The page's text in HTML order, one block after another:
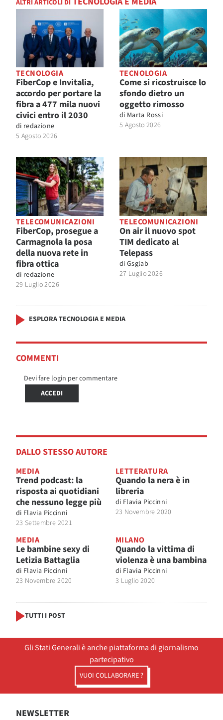
ALTRI ARTICOLI DI
TECNOLOGIA
FiberCop e Invitalia,
accordo per portare la
fibra a 477 mila nuovi
civici entro il 2030
di redazione
5 Agosto 2026
TECNOLOGIA
Come si ricostruisce lo
sfondo dietro un
oggetto rimosso
di Marta Rossi
5 Agosto 2026
TELECOMUNICAZIONI
FiberCop, prosegue a
Carmagnola la posa
della nuova rete in
fibra ottica
di redazione
29 Luglio 2026
TELECOMUNICAZIONI
On air il nuovo spot
TIM dedicato al
Telepass
di Gsglab
27 Luglio 2026
ESPLORA TECNOLOGIA E MEDIA
COMMENTI
Devi fare login per commentare
ACCEDI
DALLO STESSO AUTORE
MEDIA
Trend podcast: la
risposta ai quotidiani
che nessuno legge più
di Flavia Piccinni
23 Settembre 2021
LETTERATURA
Quando la nera è in
libreria
di Flavia Piccinni
23 Novembre 2020
MEDIA
Le bambine sexy di
Letizia Battaglia
di Flavia Piccinni
23 Novembre 2020
MILANO
Quando la vittima di
violenza è una bambina
di Flavia Piccinni
3 Luglio 2020
TUTTI I POST
Gli Stati Generali è anche piattaforma di giornalismo
partecipativo
VUOI COLLABORARE ?
NEWSLETTER